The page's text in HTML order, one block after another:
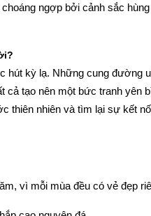
ngợp bởi cảnh sắc
hút kỳ lạ. Những cung đường
cả tạo nên một bức tranh yên
thiên nhiên và tìm lại sự kết
vì mỗi mùa đều có vẻ đẹp